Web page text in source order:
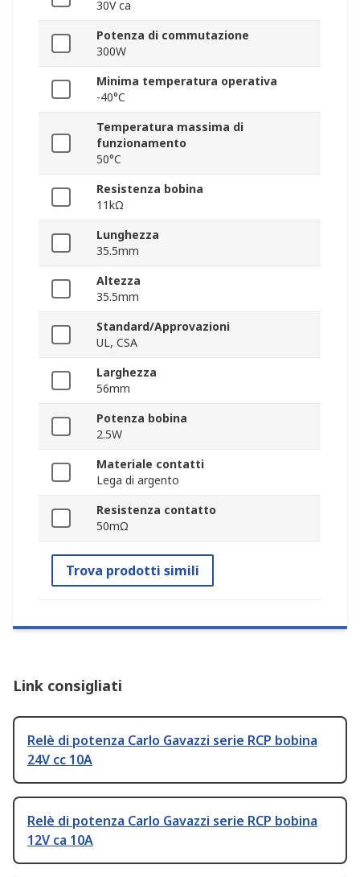
30V ca
Potenza di commutazione
300W
Minima temperatura operativa
-40°C
Temperatura massima di
funzionamento
50°C
Resistenza bobina
11kΩ
Lunghezza
35.5mm
Altezza
35.5mm
Standard/Approvazioni
UL, CSA
Larghezza
56mm
Potenza bobina
2.5W
Materiale contatti
Lega di argento
Resistenza contatto
50mΩ
Trova prodotti simili
Link consigliati
Relè di potenza Carlo Gavazzi serie RCP bobina
24V cc 10A
Relè di potenza Carlo Gavazzi serie RCP bobina
12V ca 10A